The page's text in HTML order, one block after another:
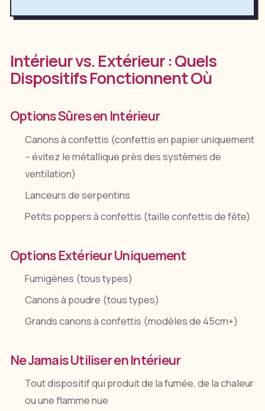
Intérieur vs. Extérieur : Quels
Dispositifs Fonctionnent Où
Options Sûres en Intérieur
Canons à confettis (confettis en papier uniquement
-- évitez le métallique près des systèmes de
ventilation)
Lanceurs de serpentins
Petits poppers à confettis (taille confettis de fête)
Options Extérieur Uniquement
Fumigènes (tous types)
Canons à poudre (tous types)
Grands canons à confettis (modèles de 45cm+)
Ne Jamais Utiliser en Intérieur
Tout dispositif qui produit de la fumée, de la chaleur
ou une flamme nue